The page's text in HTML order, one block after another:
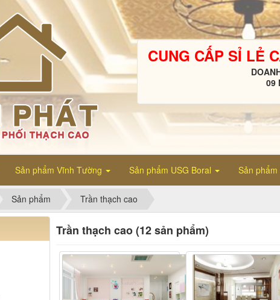
CUNG CẤP SỈ LẺ
09
Sản phẩm Vĩnh Tường Sản phẩm USG Boral Sản
Sản phẩm Trần thạch cao
Trần thạch cao (12 sản phẩm)